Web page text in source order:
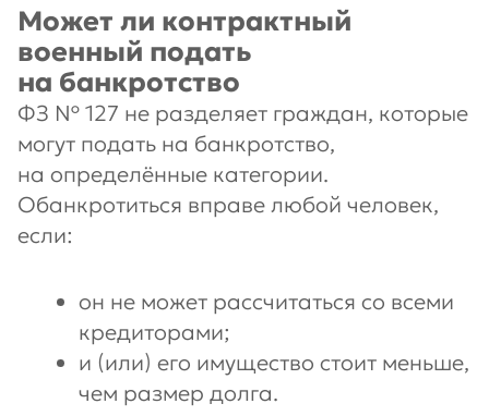
Может ли контрактный
военный подать
на банкротство
ФЗ № 127 не разделяет граждан, которые
могут подать на банкротство,
на определённые категории.
Обанкротиться вправе любой человек,
если:
он не может рассчитаться со всеми
кредиторами;
и (или) его имущество стоит меньше,
чем размер долга.